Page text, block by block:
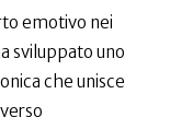
emotivo nei
sviluppato uno
che unisce